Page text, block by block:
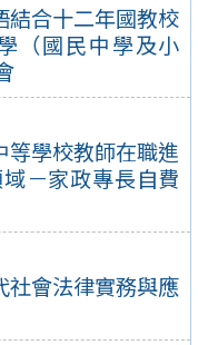
結合十二年國教校
（國民中學及小
學校教師在職進
－家政專長自費
社會法律實務與應